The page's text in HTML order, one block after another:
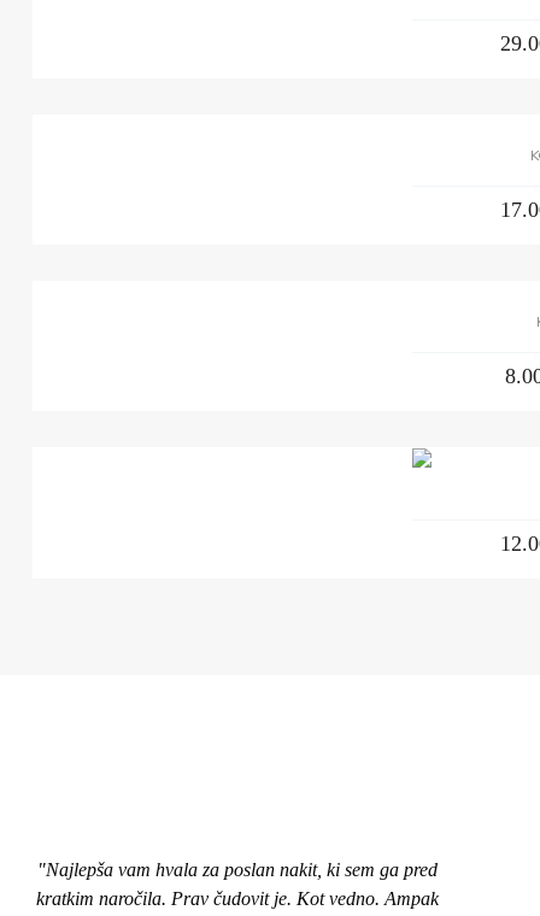
"Najlepša vam hvala za poslan nakit, ki sem ga pred
kratkim naročila. Prav čudovit je. Kot vedno. Ampak